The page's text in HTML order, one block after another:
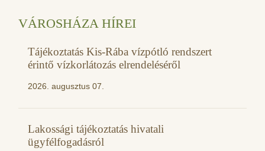
VÁROSHÁZA HÍREI
Tájékoztatás Kis-Rába vízpótló rendszert
érintő vízkorlátozás elrendeléséről
2026. augusztus 07.
Lakossági tájékoztatás hivatali
ügyfélfogadásról